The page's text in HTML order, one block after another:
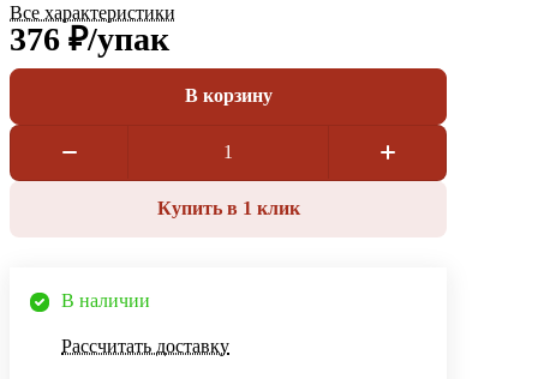
Все характеристики
376 ₽/упак
В корзину
Купить в 1 клик
В наличии
Рассчитать доставку